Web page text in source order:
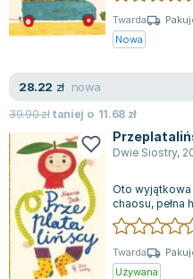
Podręczniki dla
Repetytoria, testy i
Jaś Kapela
Agatha Christie
Marcin Kowalczyk
Piotr Zychowicz
Joanna Jabłczyńska
Piotr Kościelny
Jan Piński
Zygmunt Freud
Agata Passent
Michel Moran
Twarda
Nowa
28.22 zł nowa
39.90złtaniej o 11.68 zł
Dwie Siostry,
Oto
chaosu, pełna
Witajcie w
Twarda
Używana